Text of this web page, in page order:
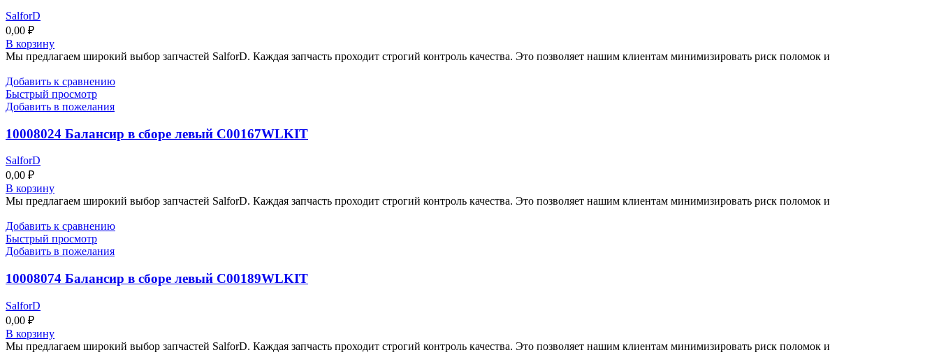
SalforD
0,00 ₽
В корзину
Мы предлагаем широкий выбор запчастей SalforD. Каждая запчасть проходит строгий контроль качества. Это позволяет нашим клиентам минимизировать риск поломок и
Добавить к сравнению
Быстрый просмотр
Добавить в пожелания
10008024 Балансир в сборе левый C00167WLKIT
SalforD
0,00 ₽
В корзину
Мы предлагаем широкий выбор запчастей SalforD. Каждая запчасть проходит строгий контроль качества. Это позволяет нашим клиентам минимизировать риск поломок и
Добавить к сравнению
Быстрый просмотр
Добавить в пожелания
10008074 Балансир в сборе левый C00189WLKIT
SalforD
0,00 ₽
В корзину
Мы предлагаем широкий выбор запчастей SalforD. Каждая запчасть проходит строгий контроль качества. Это позволяет нашим клиентам минимизировать риск поломок и